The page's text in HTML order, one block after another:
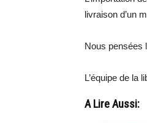
livraison d’un
Nous pensées
L’équipe de la
A Lire Aussi: